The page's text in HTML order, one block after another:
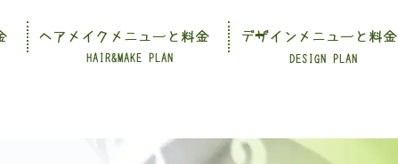
HAIR&MAKE PLAN DESIGN PLAN
ヘアメイクメニューと料金 デザインメニューと料金